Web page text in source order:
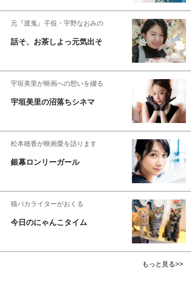
元『渡鬼』子役・宇野なおみの
話そ、お茶しよっ元気出そ
宇垣美里が映画への想いを綴る
宇垣美里の沼落ちシネマ
松本穂香が映画愛を語ります
銀幕ロンリーガール
猫バカライターがおくる
今日のにゃんこタイム
もっと見る>>